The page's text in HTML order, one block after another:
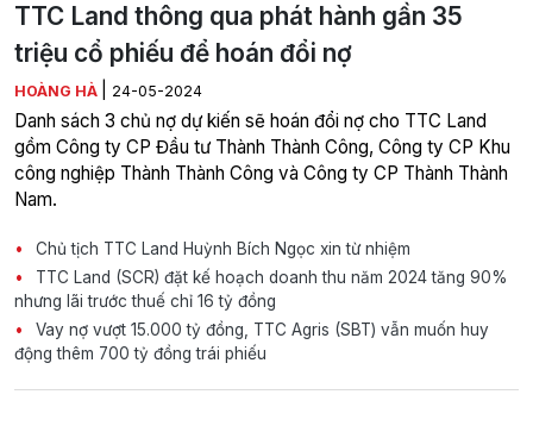
TTC Land thông qua phát hành gần 35
triệu cổ phiếu để hoán đổi nợ
HOÀNG HÀ 24-05-2024
Danh sách 3 chủ nợ dự kiến sẽ hoán đổi nợ cho TTC Land
gồm Công ty CP Đầu tư Thành Thành Công, Công ty CP Khu
công nghiệp Thành Thành Công và Công ty CP Thành Thành
Nam.
Chủ tịch TTC Land Huỳnh Bích Ngọc xin từ nhiệm
TTC Land (SCR) đặt kế hoạch doanh thu năm 2024 tăng 90%
nhưng lãi trước thuế chỉ 16 tỷ đồng
Vay nợ vượt 15.000 tỷ đồng, TTC Agris (SBT) vẫn muốn huy
động thêm 700 tỷ đồng trái phiếu